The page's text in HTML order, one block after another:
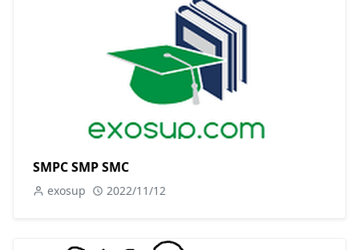
SMPC SMP SMC
exosup 2022/11/12